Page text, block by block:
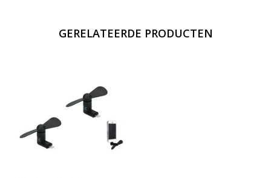
GERELATEERDE PRODUCTEN